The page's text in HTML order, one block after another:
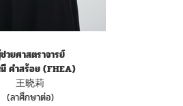
วยศาสตราจารย์
คำสร้อย(FHEA)
王晓莉
(ลาศึกษาต่อ)